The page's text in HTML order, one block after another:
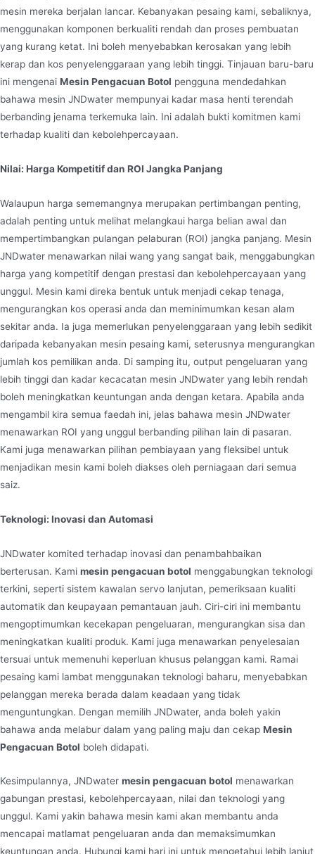
mesin mereka berjalan lancar. Kebanyakan pesaing kami, sebaliknya,
menggunakan komponen berkualiti rendah dan proses pembuatan
yang kurang ketat. Ini boleh menyebabkan kerosakan yang lebih
kerap dan kos penyelenggaraan yang lebih tinggi. Tinjauan baru-baru
ini mengenai Mesin Pengacuan Botol pengguna mendedahkan
bahawa mesin JNDwater mempunyai kadar masa henti terendah
berbanding jenama terkemuka lain. Ini adalah bukti komitmen kami
terhadap kualiti dan kebolehpercayaan.
Nilai: Harga Kompetitif dan ROI Jangka Panjang
Walaupun harga sememangnya merupakan pertimbangan penting,
adalah penting untuk melihat melangkaui harga belian awal dan
mempertimbangkan pulangan pelaburan (ROI) jangka panjang. Mesin
JNDwater menawarkan nilai wang yang sangat baik, menggabungkan
harga yang kompetitif dengan prestasi dan kebolehpercayaan yang
unggul. Mesin kami direka bentuk untuk menjadi cekap tenaga,
mengurangkan kos operasi anda dan meminimumkan kesan alam
sekitar anda. Ia juga memerlukan penyelenggaraan yang lebih sedikit
daripada kebanyakan mesin pesaing kami, seterusnya mengurangkan
jumlah kos pemilikan anda. Di samping itu, output pengeluaran yang
lebih tinggi dan kadar kecacatan mesin JNDwater yang lebih rendah
boleh meningkatkan keuntungan anda dengan ketara. Apabila anda
mengambil kira semua faedah ini, jelas bahawa mesin JNDwater
menawarkan ROI yang unggul berbanding pilihan lain di pasaran.
Kami juga menawarkan pilihan pembiayaan yang fleksibel untuk
menjadikan mesin kami boleh diakses oleh perniagaan dari semua
saiz.
Teknologi: Inovasi dan Automasi
JNDwater komited terhadap inovasi dan penambahbaikan
berterusan. Kami mesin pengacuan botol menggabungkan teknologi
terkini, seperti sistem kawalan servo lanjutan, pemeriksaan kualiti
automatik dan keupayaan pemantauan jauh. Ciri-ciri ini membantu
mengoptimumkan kecekapan pengeluaran, mengurangkan sisa dan
meningkatkan kualiti produk. Kami juga menawarkan penyelesaian
tersuai untuk memenuhi keperluan khusus pelanggan kami. Ramai
pesaing kami lambat menggunakan teknologi baharu, menyebabkan
pelanggan mereka berada dalam keadaan yang tidak
menguntungkan. Dengan memilih JNDwater, anda boleh yakin
bahawa anda melabur dalam yang paling maju dan cekap Mesin
Pengacuan Botol boleh didapati.
Kesimpulannya, JNDwater mesin pengacuan botol menawarkan
gabungan prestasi, kebolehpercayaan, nilai dan teknologi yang
unggul. Kami yakin bahawa mesin kami akan membantu anda
mencapai matlamat pengeluaran anda dan memaksimumkan
keuntungan anda. Hubungi kami hari ini untuk mengetahui lebih lanjut